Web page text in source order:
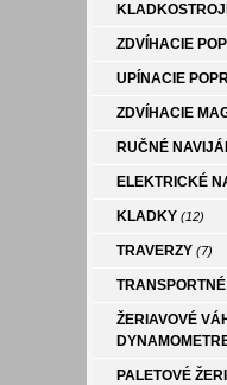
ZDVÍHACIE
UPÍNACIE
ZDVÍHACIE
RUČNÉ
ELEKTRICKÉ
KLADKY (12)
TRAVERZY (7)
ŽERIAVOVÉ
PALETOVÉ